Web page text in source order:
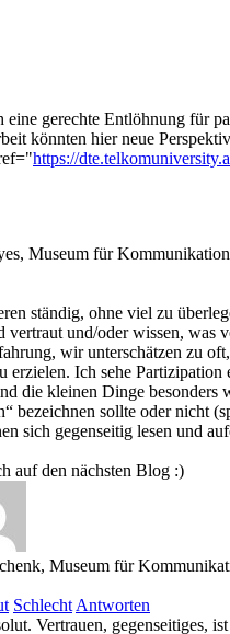
eine gerechte Entlöhnung für
könnten hier neue
https://
Museum für Kommunikation
ständig, ohne viel zu
vertraut und/oder wissen, was
wir unterschätzen zu
erzielen. Ich sehe
die kleinen Dinge
bezeichnen sollte oder nicht
sich gegenseitig lesen und
auf den nächsten Blog :)
Museum für
Schlecht Antworten
Vertrauen, gegenseitiges,